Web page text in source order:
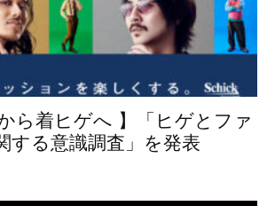
ら着ヒゲへ 】「ヒゲとファ
する意識調査」を発表